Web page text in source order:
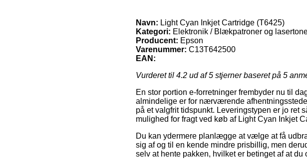
Navn: Light Cyan Inkjet Cartridge (T6425)
Kategori: Elektronik / Blækpatroner og
Producent: Epson
Varenummer: C13T642500
EAN:
Vurderet til 4.2 ud af 5 stjerner baseret på 5
En stor portion e-forretninger frembyder nu til
almindelige er for nærværende
på et valgfrit tidspunkt. Leveringstypen er jo ret
mulighed for fragt ved køb af Light Cyan Inkjet
Du kan ydermere planlægge at vælge at få
sig af og til en kende mindre prisbillig, men
selv at hente pakken, hvilket er betinget af at